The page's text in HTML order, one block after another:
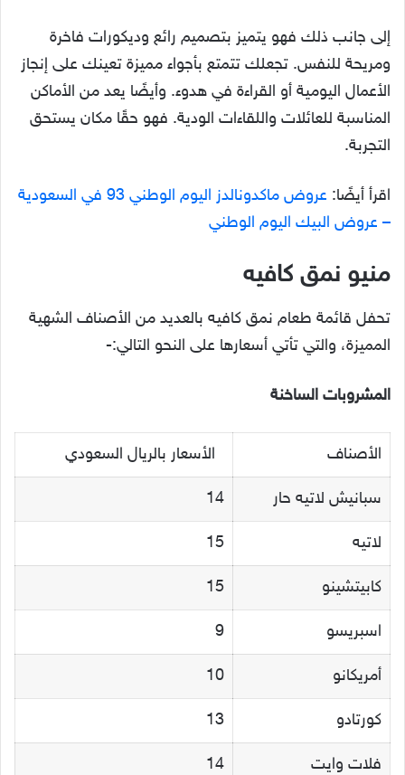
إلى جانب ذلك فهو يتميز بتصميم رائع وديكورات فاخرة
ومريحة للنفس. تجعلك تتمتع بأجواء مميزة تعينك على إنجاز
الأعمال اليومية أو القراءة في هدوء. وأيضًا يعد من الأماكن
المناسبة للعائلات واللقاءات الودية. فهو حقًا مكان يستحق
التجربة.
اقرأ أيضًا:
عروض ماكدونالدز اليوم الوطني 93 في السعودية
– عروض البيك اليوم الوطني
منيو نمق كافيه
تحفل قائمة طعام نمق كافيه بالعديد من الأصناف الشهية
المميزة، والتي تأتي أسعارها على النحو التالي:-
المشروبات الساخنة
الأصناف الأسعار بالريال السعودي
سبانيش لاتيه حار 14
لاتيه 15
كابيتشينو 15
اسبريسو 9
أمريكانو 10
كورتادو 13
فلات وايت 14